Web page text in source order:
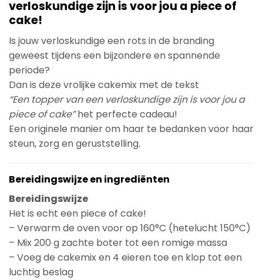
verloskundige zijn is voor jou a piece of
cake!
Is jouw verloskundige een rots in de branding
geweest tijdens een bijzondere en spannende
periode?
Dan is deze vrolijke cakemix met de tekst
“Een topper van een verloskundige zijn is voor jou a
piece of cake”het perfecte cadeau!
Een originele manier om haar te bedanken voor haar
steun, zorg en geruststelling.
Bereidingswijze en ingrediënten
Bereidingswijze
Het is echt een piece of cake!
– Verwarm de oven voor op 160°C (hetelucht 150°C)
– Mix 200 g zachte boter tot een romige massa
– Voeg de cakemix en 4 eieren toe en klop tot een
luchtig beslag